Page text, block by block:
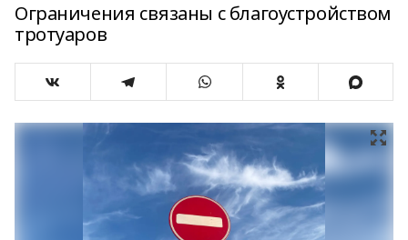
Ограничения связаны с благоустройством
тротуаров